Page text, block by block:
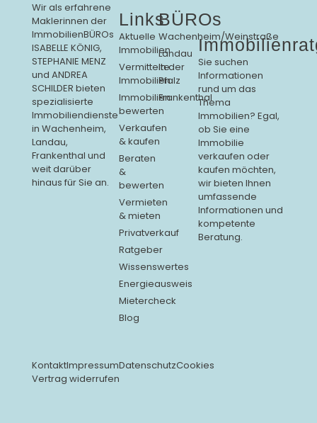
Wir als erfahrene
Maklerinnen der
ImmobilienBÜROs
ISABELLE KÖNIG,
STEPHANIE MENZ
und ANDREA
SCHILDER bieten
spezialisierte
Immobiliendienste
in Wachenheim,
Landau,
Frankenthal und
weit darüber
hinaus für Sie an.
Links
Aktuelle
Immobilien
Vermittelte
Immobilien
Immobilien
bewerten
Verkaufen
& kaufen
Beraten
&
bewerten
Vermieten
& mieten
Privatverkauf
Ratgeber
Wissenswertes
Energieausweis
Mietercheck
Blog
BÜROs
Wachenheim/Weinstraße
Landau
in der
Pfalz
Frankenthal
Sie suchen
Informationen
rund um das
Thema
Immobilien? Egal,
ob Sie eine
Immobilie
verkaufen oder
kaufen möchten,
wir bieten Ihnen
umfassende
Informationen und
kompetente
Beratung.
KontaktImpressumDatenschutzCookies
Vertrag widerrufen